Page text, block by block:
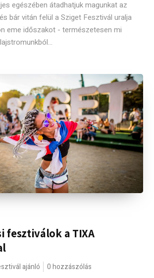
egészében átadhatjuk magunkat az
bár vitán felül a Sziget Fesztivál uralja
eme időszakot - természetesen mi
fesztiválok a TIXA
ajánló 0 hozzászólás